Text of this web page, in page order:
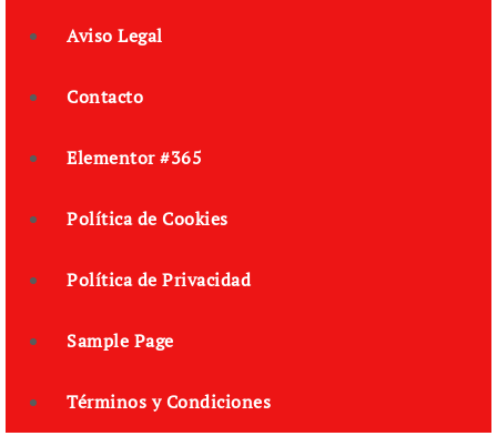
Aviso Legal
Contacto
Elementor #365
Política de Cookies
Política de Privacidad
Sample Page
Términos y Condiciones